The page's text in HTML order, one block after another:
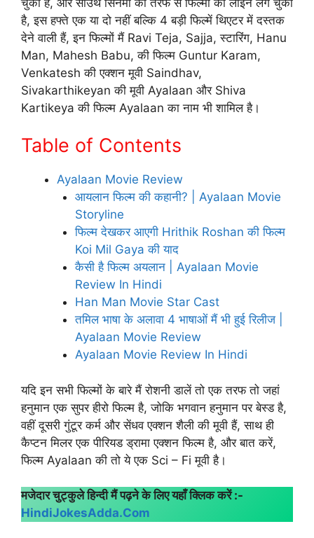
है, इस हफ्ते एक या दो नहीं बल्कि 4 बड़ी फिल्में थिएटर में दस्तक
देने वाली हैं, इन फिल्मों मैं Ravi Teja, Sajja, स्टारिंग, Hanu
Man, Mahesh Babu, की फिल्म Guntur Karam,
Venkatesh की एक्शन मूवी Saindhav,
Sivakarthikeyan की मूवी Ayalaan और Shiva
Kartikeya की फिल्म Ayalaan का नाम भी शामिल है।
Table of Contents
Ayalaan Movie Review
आयलान फिल्म की कहानी? | Ayalaan Movie
Storyline
फिल्म देखकर आएगी Hrithik Roshan की फिल्म
Koi Mil Gaya की याद
कैसी है फिल्म अयलान | Ayalaan Movie
Review In Hindi
Han Man Movie Star Cast
तमिल भाषा के अलावा 4 भाषाओं मैं भी हुई रिलीज |
Ayalaan Movie Review
Ayalaan Movie Review In Hindi
यदि इन सभी फिल्मों के बारे मैं रोशनी डालें तो एक तरफ तो जहां
हनुमान एक सुपर हीरो फिल्म है, जोकि भगवान हनुमान पर बेस्ड है,
वहीं दूसरी गुंटूर कर्म और सेंधव एक्शन शैली की मूवी हैं, साथ ही
कैप्टन मिलर एक पीरियड ड्रामा एक्शन फिल्म है, और बात करें,
फिल्म Ayalaan की तो ये एक Sci – Fi मूवी है।
मजेदार चुट्कुले हिन्दी मैं पढ़ने के लिए यहाँ क्लिक करें :-
HindiJokesAdda.Com